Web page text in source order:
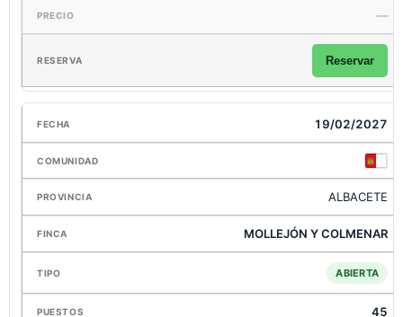
—
Reservar
19/02/2027
ALBACETE
MOLLEJÓN Y COLMENAR
ABIERTA
45